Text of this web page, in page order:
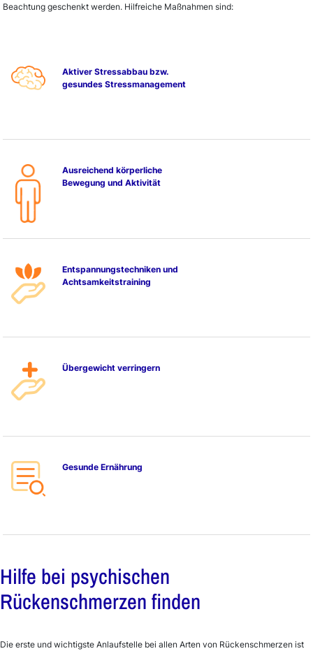
Beachtung geschenkt werden. Hilfreiche Maßnahmen sind:
Aktiver Stressabbau bzw.
gesundes Stressmanagement
Ausreichend körperliche
Bewegung und Aktivität
Entspannungstechniken und
Achtsamkeitstraining
Übergewicht verringern
Gesunde Ernährung
Hilfe bei psychischen
Rückenschmerzen finden
Die erste und wichtigste Anlaufstelle bei allen Arten von Rückenschmerzen ist